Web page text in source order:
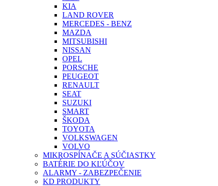
KIA
LAND ROVER
MERCEDES - BENZ
MAZDA
MITSUBISHI
NISSAN
OPEL
PORSCHE
PEUGEOT
RENAULT
SEAT
SUZUKI
SMART
ŠKODA
TOYOTA
VOLKSWAGEN
VOLVO
MIKROSPÍNAČE A SÚČIASTKY
BATÉRIE DO KĽÚČOV
ALARMY - ZABEZPEČENIE
KD PRODUKTY